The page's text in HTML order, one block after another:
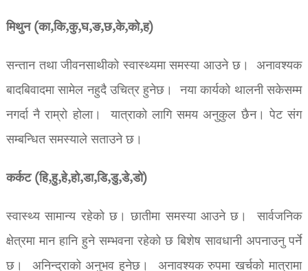
मिथुन (का,कि,कु,घ,ङ,छ,के,को,ह)
सन्तान तथा जीवनसाथीको स्वास्थ्यमा समस्या आउने छ। अनावश्यक
बादबिवादमा सामेल नहुदै उचित्र हुनेछ। नया कार्यको थालनी सकेसम्म
नगर्दा नै राम्रो होला। यात्राको लागि समय अनुकुल छैन। पेट संग
सम्बन्धित समस्याले सताउने छ।
कर्कट (हि,हु,हे,हो,डा,डि,डु,डे,डो)
स्वास्थ्य सामान्य रहेको छ। छातीमा समस्या आउने छ। सार्वजनिक
क्षेत्रमा मान हानि हुने सम्भवना रहेको छ बिशेष सावधानी अपनाउनु पर्ने
छ। अनिन्द्राको अनुभव हुनेछ। अनावश्यक रुपमा खर्चको मात्रामा